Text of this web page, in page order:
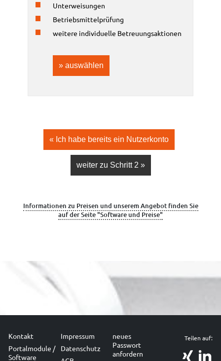
Unterweisungen
Betriebs­mittel­prüfung
weitere individuelle Betreuungs­aktionen
» auswählen
« Ich habe bereits ein Nutzerkonto
weiter zu Schritt 2 »
Informationen zu Preisen und unserem Angebot finden Sie
auf der Seite "Software und Preise"
Kontakt
Portalmodule /
Software
Impressum
Datenschutz
neues
Passwort
anfordern
Teilen auf: